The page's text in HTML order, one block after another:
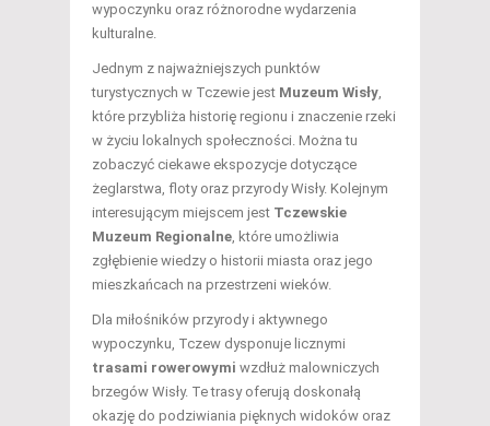
wypoczynku oraz różnorodne wydarzenia
kulturalne.
Jednym z najważniejszych punktów
turystycznych w Tczewie jest Muzeum Wisły,
które przybliża historię regionu i znaczenie rzeki
w życiu lokalnych społeczności. Można tu
zobaczyć ciekawe ekspozycje dotyczące
żeglarstwa, floty oraz przyrody Wisły. Kolejnym
interesującym miejscem jest Tczewskie
Muzeum Regionalne, które umożliwia
zgłębienie wiedzy o historii miasta oraz jego
mieszkańcach na przestrzeni wieków.
Dla miłośników przyrody i aktywnego
wypoczynku, Tczew dysponuje licznymi
trasami rowerowymi wzdłuż malowniczych
brzegów Wisły. Te trasy oferują doskonałą
okazję do podziwiania pięknych widoków oraz